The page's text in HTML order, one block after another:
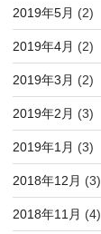
2019年5月 (2)
2019年4月 (2)
2019年3月 (2)
2019年2月 (3)
2019年1月 (3)
2018年12月 (3)
2018年11月 (4)